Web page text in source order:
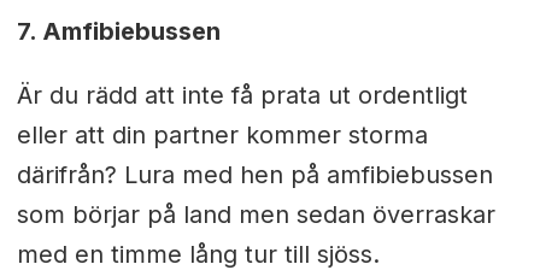
7. Amfibiebussen
Är du rädd att inte få prata ut ordentligt
eller att din partner kommer storma
därifrån? Lura med hen på amfibiebussen
som börjar på land men sedan överraskar
med en timme lång tur till sjöss.